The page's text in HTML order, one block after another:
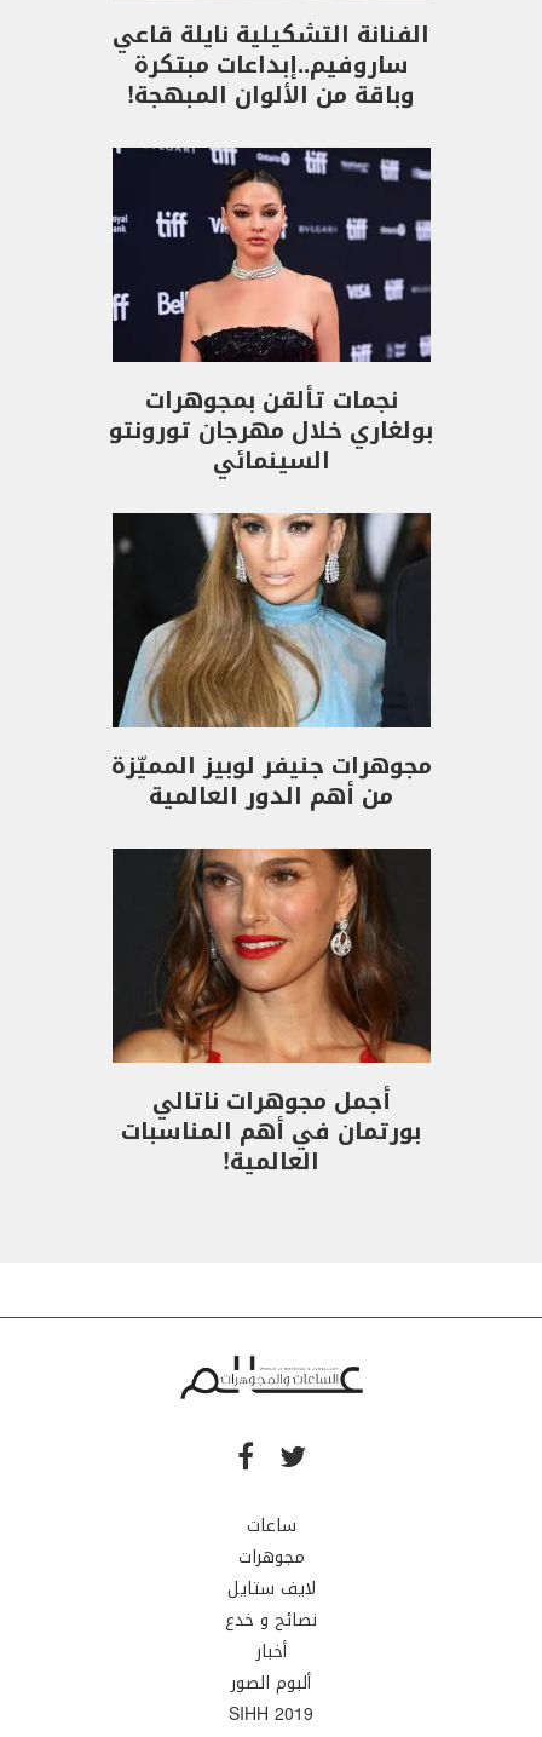
الفنانة التشكيلية نايلة قاعي
ساروفيم..إبداعات مبتكرة
وباقة من الألوان المبهجة!
نجمات تألقن بمجوهرات
بولغاري خلال مهرجان تورونتو
السينمائي
مجوهرات جنيفر لوبيز المميّزة
من أهم الدور العالمية
أجمل مجوهرات ناتالي
بورتمان في أهم المناسبات
العالمية!
ساعات
مجوهرات
لايف ستايل
نصائح و خدع
أخبار
ألبوم الصور
SIHH 2019